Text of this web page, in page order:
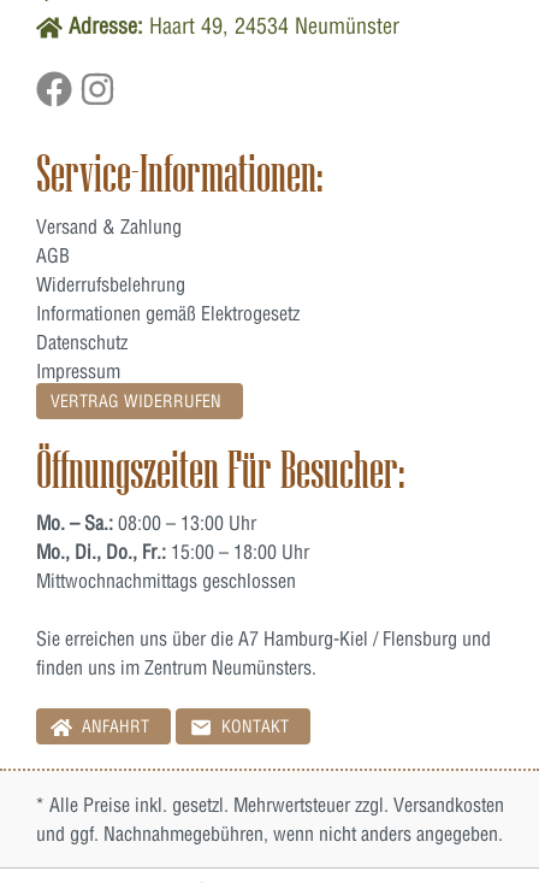
Adresse: Haart 49, 24534 Neumünster
Service-Informationen:
Versand & Zahlung
AGB
Widerrufsbelehrung
Informationen gemäß Elektrogesetz
Datenschutz
Impressum
VERTRAG WIDERRUFEN
Öffnungszeiten Für Besucher:
Mo. – Sa.: 08:00 – 13:00 Uhr
Mo., Di., Do., Fr.: 15:00 – 18:00 Uhr
Mittwochnachmittags geschlossen
Sie erreichen uns über die A7 Hamburg-Kiel / Flensburg und
finden uns im Zentrum Neumünsters.
ANFAHRT KONTAKT
* Alle Preise inkl. gesetzl. Mehrwertsteuer zzgl. Versandkosten
und ggf. Nachnahmegebühren, wenn nicht anders angegeben.